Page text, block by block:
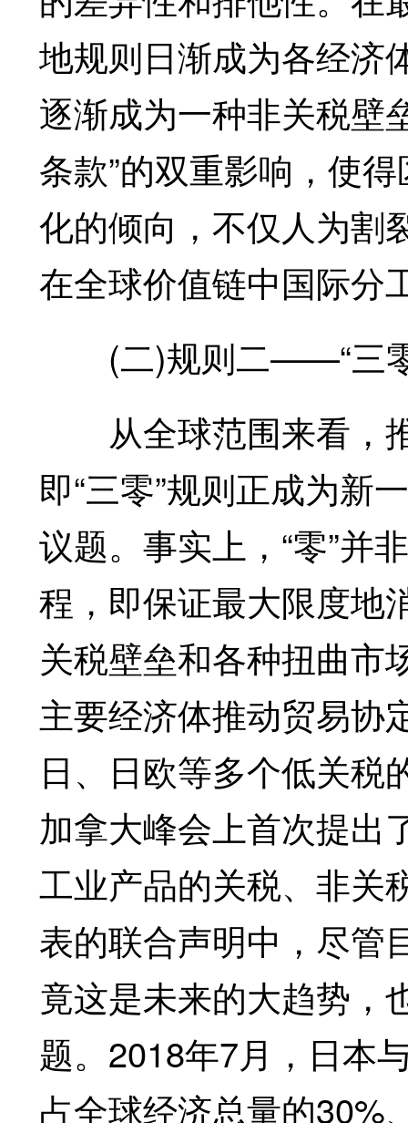
地规则日渐成为各经济
逐渐成为一种非关税壁
条款”的双重影响，使
化的倾向，不仅人为割
在全球价值链中国际分
(二)规则二——“三
从全球范围来看，推
即“三零”规则正成为新
议题。事实上，“零”并
程，即保证最大限度地
关税壁垒和各种扭曲市
主要经济体推动贸易协
日、日欧等多个低关税
加拿大峰会上首次提出
工业产品的关税、非关
表的联合声明中，尽管
竟这是未来的大趋势，
题。2018年7月，日本
占全球经济总量的30%